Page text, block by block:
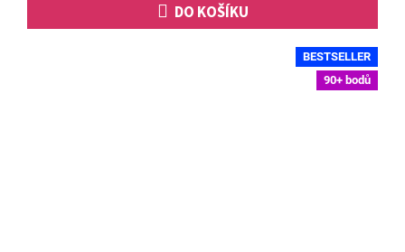
DO KOŠÍKU
BESTSELLER
90+ bodů